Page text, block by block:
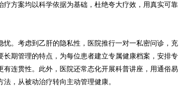
方案均以科学依据为基础，杜绝夸大疗效，用真实可靠
。考虑到乙肝的隐私性，医院推行一对一私密问诊，充
期管理的特点，为每位患者建立专属健康档案，安排专
连贯性。此外，医院还常态化开展科普讲座，用通俗易
，从被动治疗转向主动管理健康。